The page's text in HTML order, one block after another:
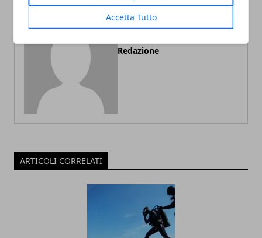
Accetta Tutto
Redazione
ARTICOLI CORRELATI